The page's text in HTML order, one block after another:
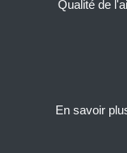
En savoir
Qualité de